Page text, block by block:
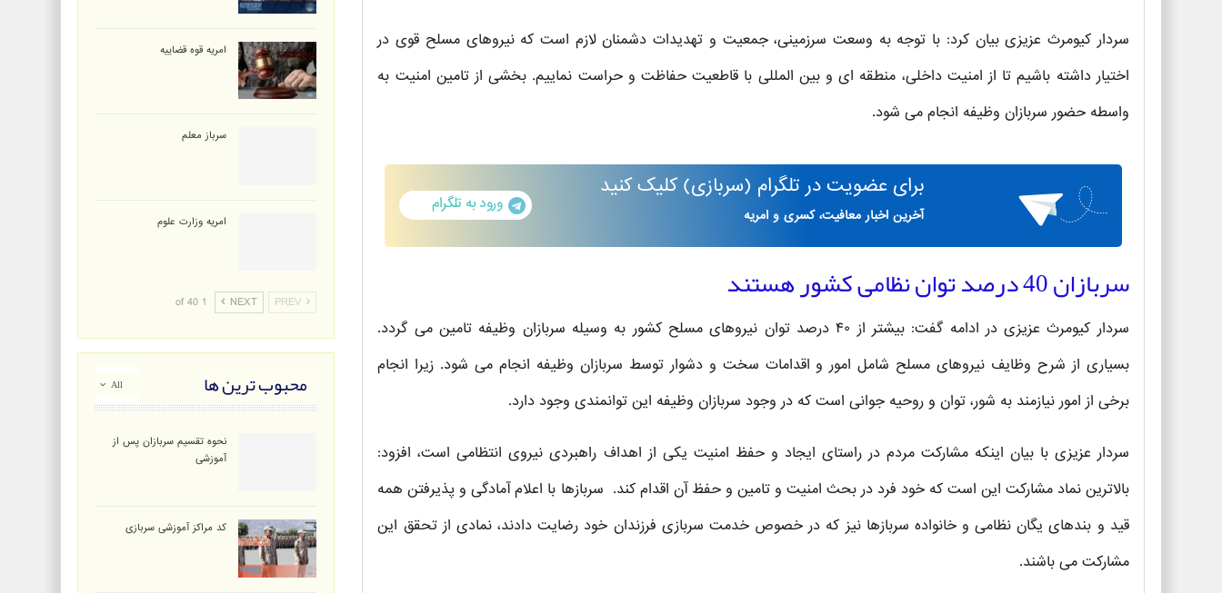
سردار کیومرث عزیزی بیان کرد: با توجه به وسعت سرزمینی، جمعیت و تهدیدات دشمنان لازم است که نیروهای مسلح قوی در
اختیار داشته باشیم تا از امنیت داخلی، منطقه ای و بین المللی با قاطعیت حفاظت و حراست نماییم. بخشی از تامین امنیت به
واسطه حضور سربازان وظیفه انجام می شود.
برایعضویت در تلگرام (سربازی) کلیک کنید
آخرین اخبار معافیت، کسری و امریه
ورود به تلگرام
سربازان 40 درصد توان نظامی کشور هستند
سردار کیومرث عزیزی در ادامه گفت: بیشتر از ۴۰ درصد توان نیروهای مسلح کشور به وسیله سربازان وظیفه تامین می گردد.
بسیاری از شرح وظایف نیروهای مسلح شامل امور و اقدامات سخت و دشوار توسط سربازان وظیفه انجام می شود. زیرا انجام
برخی از امور نیازمند به شور، توان و روحیه جوانی است که در وجود سربازان وظیفه این توانمندی وجود دارد.
سردار عزیزی با بیان اینکه مشارکت مردم در راستای ایجاد و حفظ امنیت یکی از اهداف راهبردی نیروی انتظامی است، افزود:
بالاترین نماد مشارکت این است که خود فرد در بحث امنیت و تامین و حفظ آن اقدام کند. سربازها با اعلام آمادگی و پذیرفتن همه
قید و بندهای یگان نظامی و خانواده سربازها نیز که در خصوص خدمت سربازی فرزندان خود رضایت دادند، نمادی از تحقق این
مشارکت می باشند.
امریه قوه قضاییه
سرباز معلم
امریه وزارت علوم
PREV
NEXT
1 of 40
All محبوب ترین ها
نحوه تقسیم سربازان پس از
آموزشی
کد مراکز آموزشی سربازی